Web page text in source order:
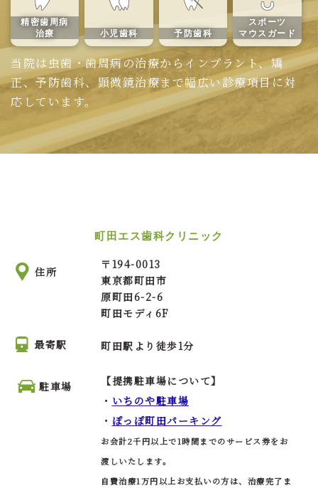
当院は虫歯・歯周病の治療からインプラント、矯
正、予防歯科、顕微鏡治療まで幅広い診療項目に対
応しています。
精密歯周病
治療
小児歯科 予防歯科
スポーツ
マウスガード
町田エス歯科クリニック
住所
〒 194-0013
東京都町田市
原町田6-2-6
町田モディ6F
最寄駅 町田駅より徒歩1分
駐車場
【提携駐車場について】
・ いちのや駐車場
・ ぽっぽ町田パーキング
お会計2千円以上で1時間までのサービス券をお
渡しいたします。
自費治療1万円以上お支払いの方は、治療完了ま